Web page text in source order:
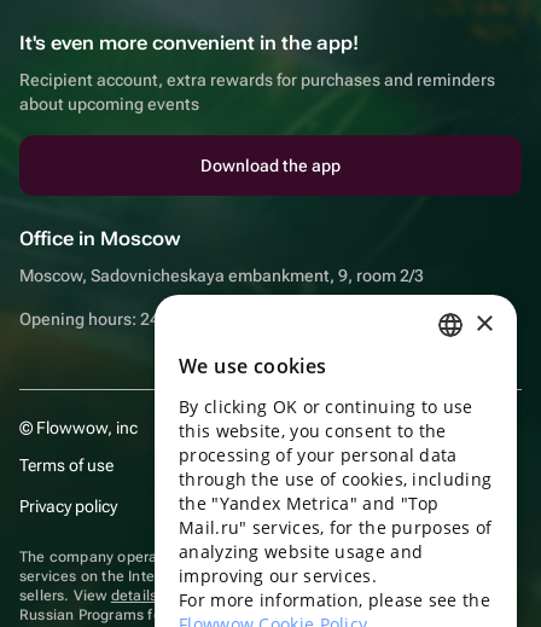
It's even more convenient in the app!
Recipient account, extra rewards for purchases and reminders
about upcoming events
Download the app
Office in Moscow
Moscow, Sadovnicheskaya embankment, 9, room 2/3
Opening hours: 24/7
© Flowwow, inc
Terms of use
Privacy policy
The company operates in the information technology sector, providing
services on the Internet for placing offers (listings) of goods for sale by
sellers. View details of softwareincluded in the Unified Register of
Russian Programs for Electronic Computers and Databases.
ENGLISH
UKRAINIAN
PORTUGUESE
SPANISH
×
We use cookies
By clicking OK or continuing to use
this website, you consent to the
processing of your personal data
through the use of cookies, including
the "Yandex Metrica" and "Top
Mail.ru" services, for the purposes of
analyzing website usage and
improving our services.
For more information, please see the